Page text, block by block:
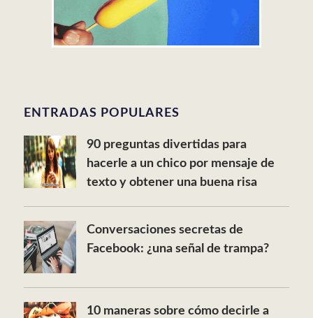
ENTRADAS POPULARES
90 preguntas divertidas para
hacerle a un chico por mensaje de
texto y obtener una buena risa
Conversaciones secretas de
Facebook: ¿una señal de trampa?
10 maneras sobre cómo decirle a